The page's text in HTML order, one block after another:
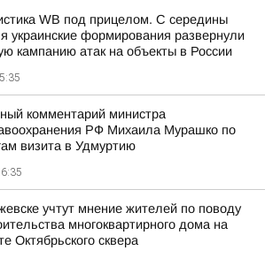
WB под прицелом. С середины
украинские формирования развернули
кампанию атак на объекты в России
комментарий министра
РФ Михаила Мурашко по
визита в Удмуртию
учтут мнение жителей по поводу
многоквартирного дома на
Октябрьского сквера